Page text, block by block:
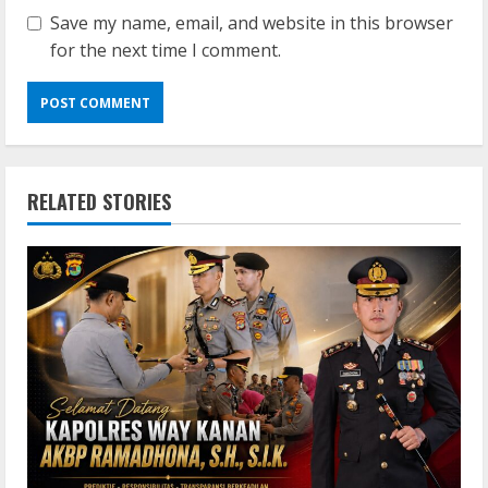
Save my name, email, and website in this browser
for the next time I comment.
RELATED STORIES